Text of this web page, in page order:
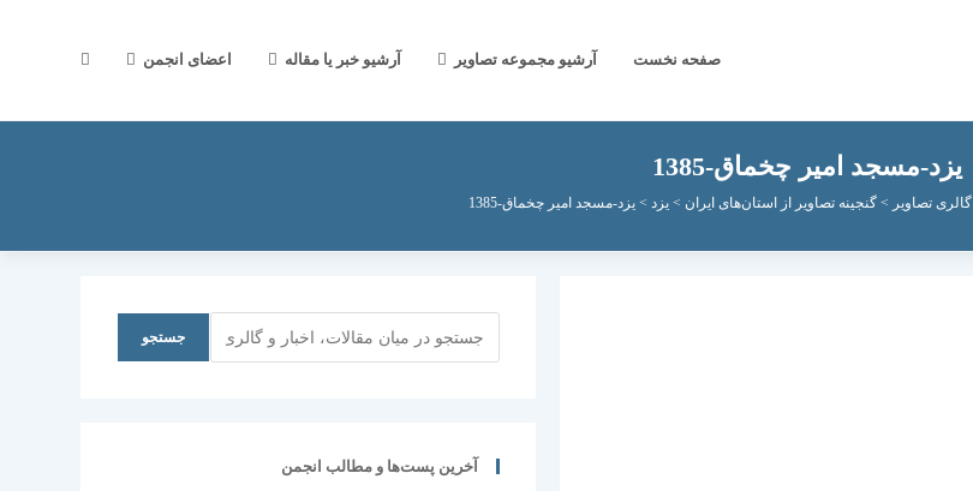
صفحه نخست آرشیو مجموعه تصاویر آرشیو خبر یا مقاله اعضای انجمن جستجوی
یزد-مسجد امیر چخماق-1385
گالری تصاویر > گنجینه تصاویر از استان‌های ایران > یزد > یزد-مسجد امیر چخماق-1385
جستجو
آخرین پست‌ها و مطالب انجمن